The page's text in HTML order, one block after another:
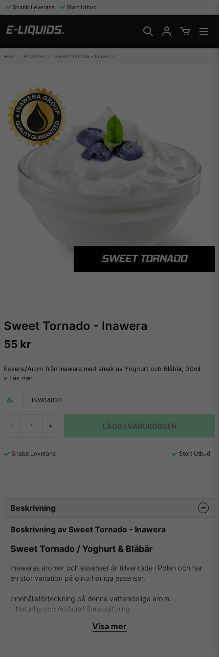
Snabb Leverans Stort Utbud
Hem Essenser Sweet Tornado - Inawera
Sweet Tornado - Inawera
55 kr
Essens/Arom från Inawera med smak av Yoghurt och Blåbär, 30ml
Läs mer
INW04830
- + LÄGG I VARUKORGEN
Snabb Leverans Stort Utbud
Beskrivning
Beskrivning av Sweet Tornado - Inawera
Sweet Tornado / Yoghurt & Blåbär
Inaweras aromer och essenser är tillverkade i Polen och har
en stor variation på olika härliga essenser.
Innehållsförteckning på denna vattenlösliga arom:
- Naturlig och Artificiell Smaksättning
Visa mer